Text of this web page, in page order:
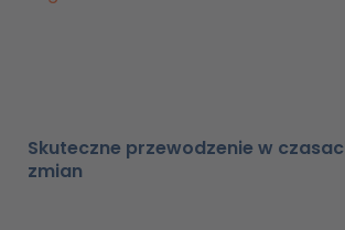
Skuteczne przewodzenie w
zmian